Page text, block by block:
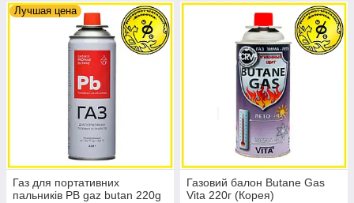
Лучшая цена
Газ для портативних
пальників PB gaz butan 220g
Газовий балон Butane Gas
Vita 220г (Корея)